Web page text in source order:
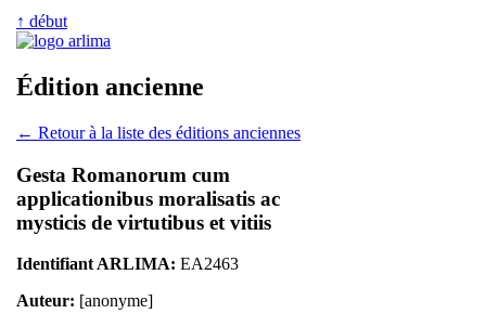
↑ début
Édition ancienne
← Retour à la liste des éditions anciennes
Gesta Romanorum cum
applicationibus moralisatis ac
mysticis de virtutibus et vitiis
Identifiant ARLIMA: EA2463
Auteur: [anonyme]